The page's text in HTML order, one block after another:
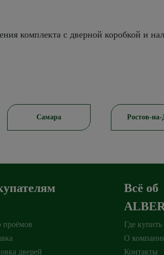
комплекта с дверной коробкой и
Самара Ростов-
проёмов
дверей
Всё об
Где купить
О
Контакты